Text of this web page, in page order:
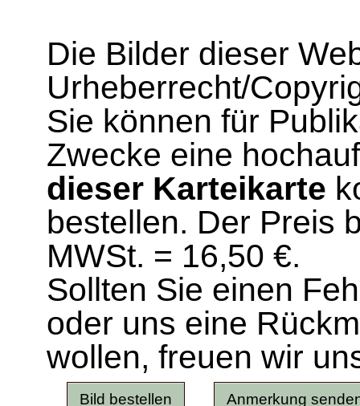
Die Bilder dieser
Urheberrecht/
Sie können für
Zwecke eine
dieser Karteikarte
bestellen. Der Preis
MWSt. = 16,50 €.
Sollten Sie einen
oder uns eine
wollen, freuen wir